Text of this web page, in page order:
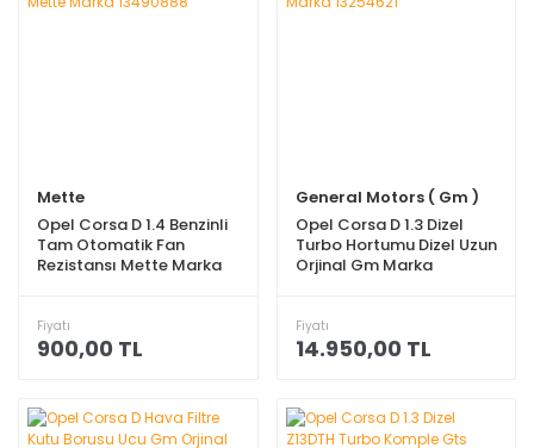
Mette
Opel Corsa D 1.4 Benzinli
Tam Otomatik Fan
Rezistansı Mette Marka
Fiyatı
900,00 TL
General Motors ( Gm )
Opel Corsa D 1.3 Dizel
Turbo Hortumu Dizel Uzun
Orjinal Gm Marka
Fiyatı
14.950,00 TL